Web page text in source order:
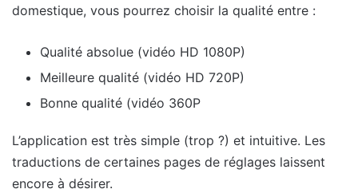
domestique, vous pourrez choisir la qualité entre :
Qualité absolue (vidéo HD 1080P)
Meilleure qualité (vidéo HD 720P)
Bonne qualité (vidéo 360P
L’application est très simple (trop ?) et intuitive. Les
traductions de certaines pages de réglages laissent
encore à désirer.